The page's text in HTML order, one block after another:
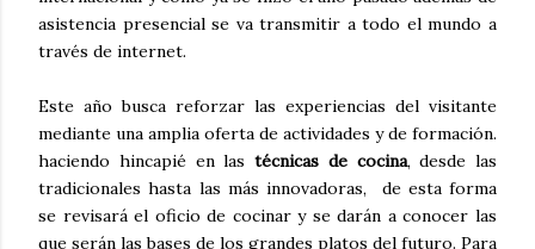
asistencia presencial se va transmitir a todo el mundo a
través de internet.
Este año busca reforzar las experiencias del visitante
mediante una amplia oferta de actividades y de formación.
haciendo hincapié en las técnicas de cocina, desde las
tradicionales hasta las más innovadoras, de esta forma
se revisará el oficio de cocinar y se darán a conocer las
que serán las bases de los grandes platos del futuro. Para